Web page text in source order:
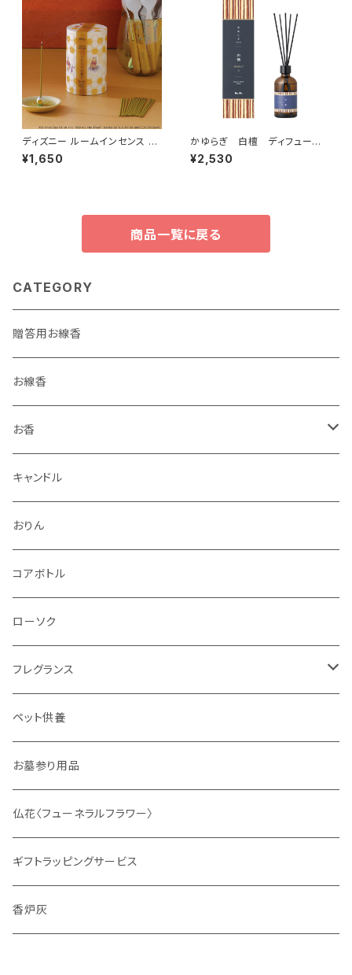
ディズニー ルームインセンス く
まのプーさん
¥1,650
かゆらぎ 白檀 ディフューザ
ー １００ml
¥2,530
商品一覧に戻る
CATEGORY
贈答用お線香
お線香
お香
香立・香皿
キャンドル
おりん
コアボトル
ローソク
フレグランス
ディフューザー
サシェ
ペット供養
お墓参り用品
仏花〈フューネラルフラワー〉
ギフトラッピングサービス
香炉灰